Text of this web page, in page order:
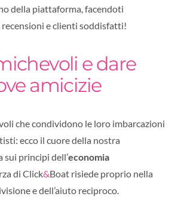
della piattaforma, facendoti
e clienti soddisfatti!
e dare
amicizie
che condividono le loro imbarcazioni
ecco il cuore della nostra
sui principi dell’economia
di Click&Boat risiede proprio nella
e dell’aiuto reciproco.